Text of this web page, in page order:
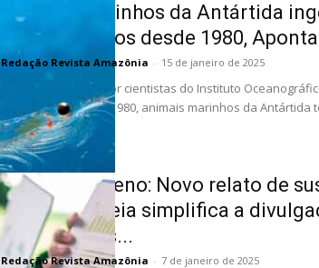
Animais marinhos da Antártida
microplásticos desde 1980,
Redação Revista Amazônia - 15 de janeiro de 2025
Estudo conduzido por cientistas do Instituto
desde a década de 1980, animais marinhos da Antártida
microplásticos....
Pensar pequeno: Novo relato de
União Europeia simplifica a
informações...
Redação Revista Amazônia - 7 de janeiro de 2025